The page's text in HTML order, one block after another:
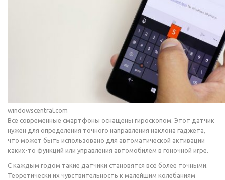
windowscentral.com
Все современные смартфоны оснащены гироскопом. Этот датчик
нужен для определения точного направления наклона гаджета,
что может быть использовано для автоматической активации
каких-то функций или управления автомобилем в гоночной игре.
С каждым годом такие датчики становятся всё более точными.
Теоретически их чувствительность к малейшим колебаниям